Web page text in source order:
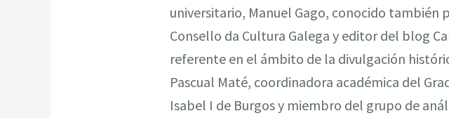
universitario, Manuel Gago, conocido
Consello da Cultura Galega y editor del blog
referente en el ámbito de la divulgación
Pascual Maté, coordinadora académica del
Isabel I de Burgos y miembro del grupo de